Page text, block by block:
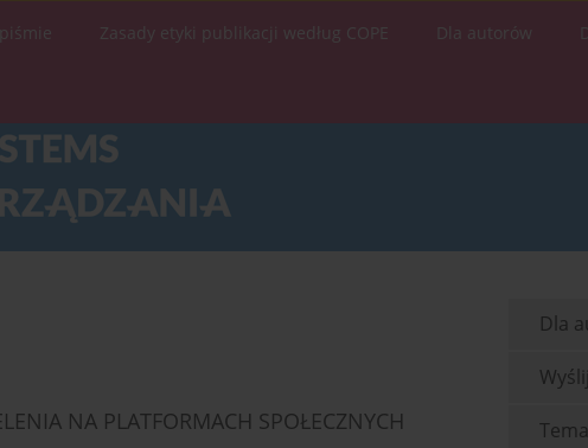
Zasady etyki publikacji według COPE Dla autorów
NA PLATFORMACH SPOŁECZNYCH
Dla